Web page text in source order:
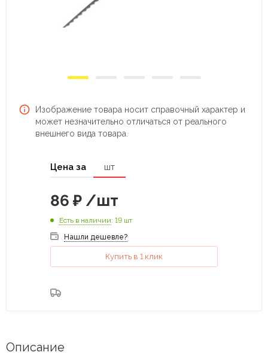
Изображение товара носит справочный характер и
может незначительно отличаться от реального
внешнего вида товара.
Цена за шт
86 ₽ /шт
Есть в наличии: 19 шт
Нашли дешевле?
Купить в 1 клик
Описание